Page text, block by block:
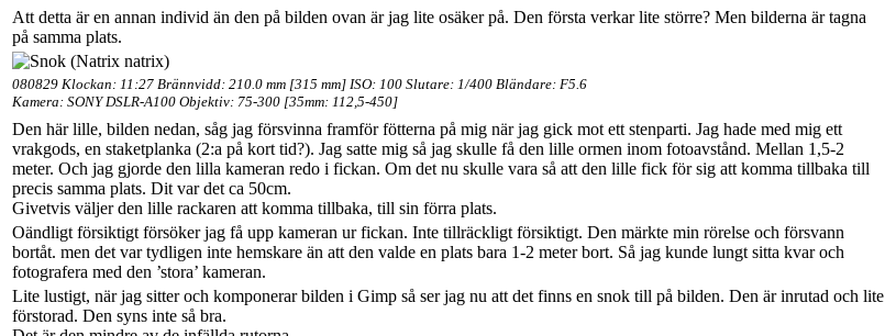
Att detta är en annan individ än den på bilden ovan är jag lite osäker på. Den första verkar lite större? Men bilderna är tagna
på samma plats.
080829 Klockan: 11:27 Brännvidd: 210.0 mm [315 mm] ISO: 100 Slutare: 1/400 Bländare: F5.6
Kamera: SONY DSLR-A100 Objektiv: 75-300 [35mm: 112,5-450]
Den här lille, bilden nedan, såg jag försvinna framför fötterna på mig när jag gick mot ett stenparti. Jag hade med mig ett
vrakgods, en staketplanka (2:a på kort tid?). Jag satte mig så jag skulle få den lille ormen inom fotoavstånd. Mellan 1,5-2
meter. Och jag gjorde den lilla kameran redo i fickan. Om det nu skulle vara så att den lille fick för sig att komma tillbaka till
precis samma plats. Dit var det ca 50cm.
Givetvis väljer den lille rackaren att komma tillbaka, till sin förra plats.
Oändligt försiktigt försöker jag få upp kameran ur fickan. Inte tillräckligt försiktigt. Den märkte min rörelse och försvann
bortåt. men det var tydligen inte hemskare än att den valde en plats bara 1-2 meter bort. Så jag kunde lungt sitta kvar och
fotografera med den ’stora’ kameran.
Lite lustigt, när jag sitter och komponerar bilden i Gimp så ser jag nu att det finns en snok till på bilden. Den är inrutad och lite
förstorad. Den syns inte så bra.